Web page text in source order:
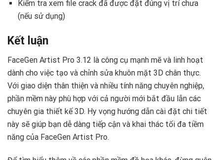
Kiểm tra xem file crack đã được đặt đúng vị trí chưa
(nếu sử dụng)
Kết luận
FaceGen Artist Pro 3.12 là công cụ mạnh mẽ và linh hoạt
dành cho việc tạo và chỉnh sửa khuôn mặt 3D chân thực.
Với giao diện thân thiện và nhiều tính năng chuyên nghiệp,
phần mềm này phù hợp với cả người mới bắt đầu lẫn các
chuyên gia thiết kế 3D. Hy vọng hướng dẫn cài đặt chi tiết
này sẽ giúp bạn dễ dàng tiếp cận và khai thác tối đa tiềm
năng của FaceGen Artist Pro.